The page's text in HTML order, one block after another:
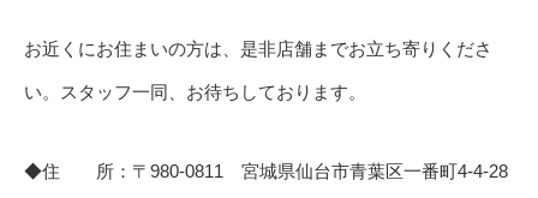
お近くにお住まいの方は、是非店舗までお立ち寄りくださ
い。スタッフ一同、お待ちしております。
◆住 所：〒980-0811 宮城県仙台市青葉区一番町4-4-28